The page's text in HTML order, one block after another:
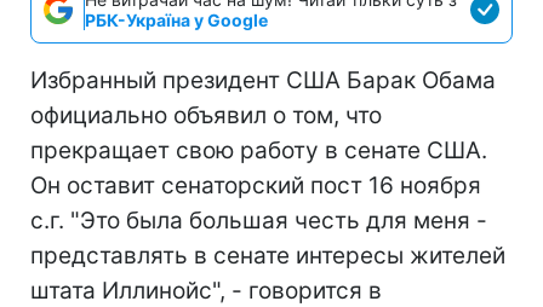
РБК-Україна у Google
Избранный президент США Барак Обама
официально объявил о том, что
прекращает свою работу в сенате США.
Он оставит сенаторский пост 16 ноября
с.г. "Это была большая честь для меня -
представлять в сенате интересы жителей
штата Иллинойс", - говорится в